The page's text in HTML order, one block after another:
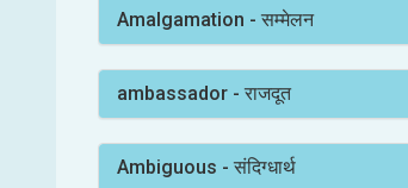
Amalgamation - सम्मेलन
ambassador - राजदूत
Ambiguous - संदिग्धार्थ